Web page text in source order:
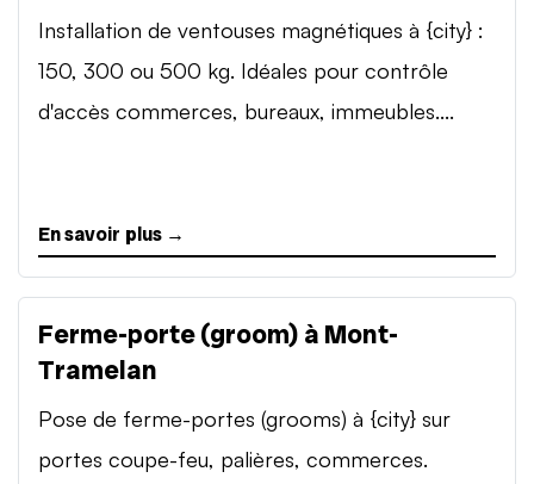
Installation de ventouses magnétiques à {city} :
150, 300 ou 500 kg. Idéales pour contrôle
d'accès commerces, bureaux, immeubles....
En savoir plus →
Ferme-porte (groom) à Mont-
Tramelan
Pose de ferme-portes (grooms) à {city} sur
portes coupe-feu, palières, commerces.